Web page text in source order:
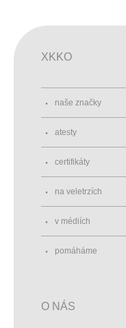
XKKO
naše značky
atesty
certifikáty
na veletrzích
v médiích
pomáháme
O NÁS